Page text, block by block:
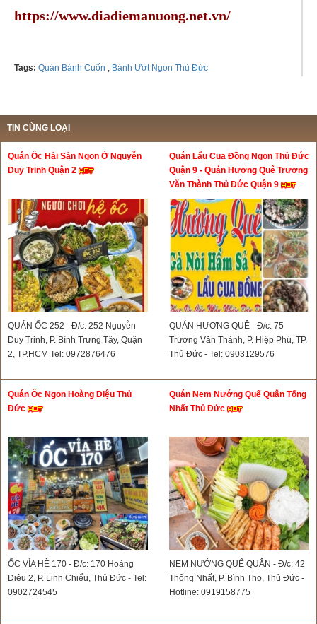
https://www.diadiemanuong.net.vn/
Tags: Quán Bánh Cuốn , Bánh Ướt Ngon Thủ Đức
TIN CÙNG LOẠI
Quán Ốc Hải Sản Ngon Ở Nguyễn
Duy Trinh Quận 2
QUÁN ỐC 252 - Đ/c: 252 Nguyễn
Duy Trinh, P. Bình Trưng Tây, Quận
2, TP.HCM Tel: 0972876476
Quán Lẩu Cua Đồng Ngon Thủ Đức
Quận 9 - Quán Hương Quê Trương
Văn Thành Thủ Đức Quận 9
QUÁN HƯƠNG QUÊ - Đ/c: 75
Trương Văn Thành, P. Hiệp Phú, TP.
Thủ Đức - Tel: 0903129576
Quán Ốc Ngon Hoàng Diệu Thủ
Đức
ỐC VỈA HÈ 170 - Đ/c: 170 Hoàng
Diệu 2, P. Linh Chiểu, Thủ Đức - Tel:
0902724545
Quán Nem Nướng Quế Quân Tống
Nhất Thủ Đức
NEM NƯỚNG QUẾ QUÂN - Đ/c: 42
Thống Nhất, P. Bình Thọ, Thủ Đức -
Hotline: 0919158775